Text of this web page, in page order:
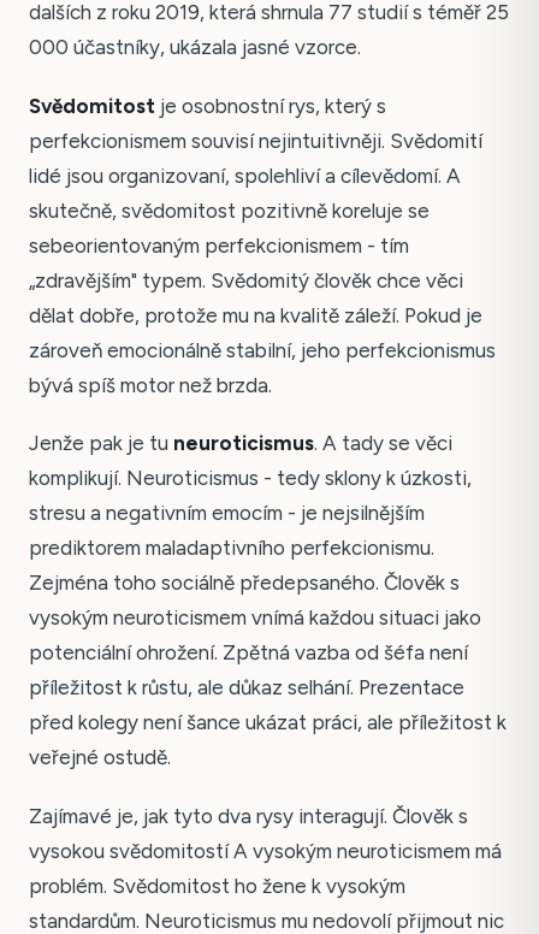
dalších z roku 2019, která shrnula 77 studií s téměř 25
000 účastníky, ukázala jasné vzorce.
Svědomitost je osobnostní rys, který s
perfekcionismem souvisí nejintuitivněji. Svědomití
lidé jsou organizovaní, spolehliví a cílevědomí. A
skutečně, svědomitost pozitivně koreluje se
sebeorientovaným perfekcionismem - tím
„zdravějším" typem. Svědomitý člověk chce věci
dělat dobře, protože mu na kvalitě záleží. Pokud je
zároveň emocionálně stabilní, jeho perfekcionismus
bývá spíš motor než brzda.
Jenže pak je tu neuroticismus. A tady se věci
komplikují. Neuroticismus - tedy sklony k úzkosti,
stresu a negativním emocím - je nejsilnějším
prediktorem maladaptivního perfekcionismu.
Zejména toho sociálně předepsaného. Člověk s
vysokým neuroticismem vnímá každou situaci jako
potenciální ohrožení. Zpětná vazba od šéfa není
příležitost k růstu, ale důkaz selhání. Prezentace
před kolegy není šance ukázat práci, ale příležitost k
veřejné ostudě.
Zajímavé je, jak tyto dva rysy interagují. Člověk s
vysokou svědomitostí A vysokým neuroticismem má
problém. Svědomitost ho žene k vysokým
standardům. Neuroticismus mu nedovolí přijmout nic